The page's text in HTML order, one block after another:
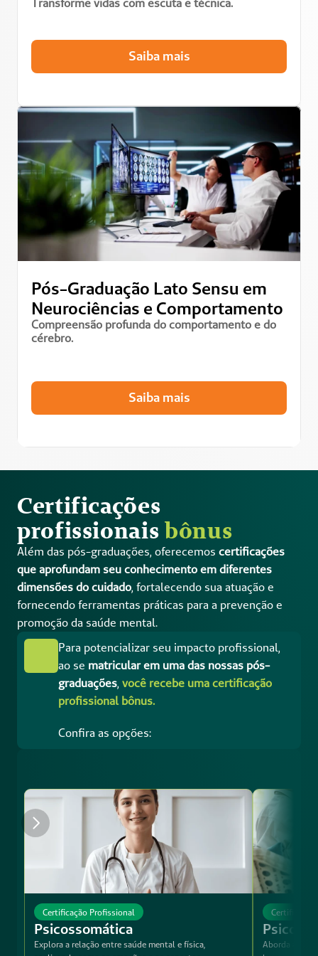
Saiba mais
Pós-Graduação Lato Sensu em
Neurociências e Comportamento
Compreensão profunda do comportamento e do
cérebro.
Saiba mais
Certificações
profissionais bônus
Além das pós-graduações, oferecemos certificações
que aprofundam seu conhecimento em diferentes
dimensões do cuidado, fortalecendo sua atuação e
fornecendo ferramentas práticas para a prevenção e
promoção da saúde mental.
Para potencializar seu impacto profissional,
ao se matricular em uma das nossas pós-
graduações, você recebe uma certificação
profissional bônus.
Confira as opções:
Certificação Profissional
Psicossomática
Explora a relação entre saúde mental e física,
Aborda as